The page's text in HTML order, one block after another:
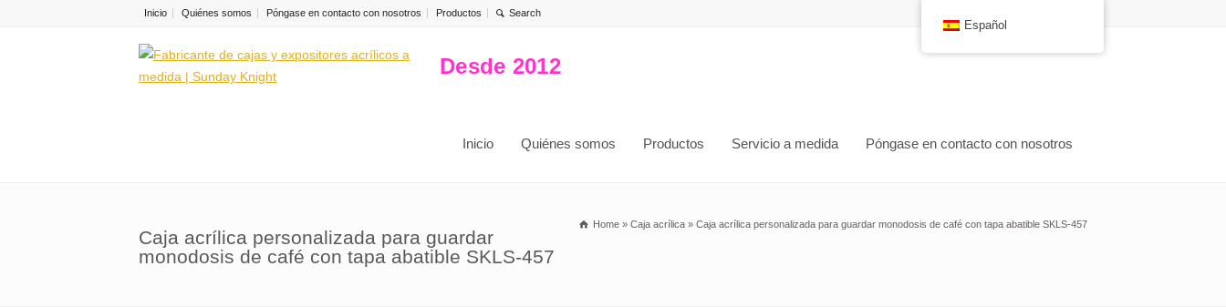
Inicio Quiénes somos Póngase en contacto con nosotros Productos
Desde 2012
Inicio Quiénes somos Productos Servicio a medida Póngase en contacto con nosotros
Caja acrílica personalizada para guardar
monodosis de café con tapa abatible SKLS-457
Home » Caja acrílica » Caja acrílica personalizada para guardar monodosis de café con tapa abatible SKLS-457
Español